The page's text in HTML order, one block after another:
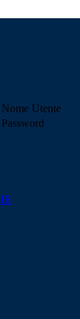
Nome Utente
Password